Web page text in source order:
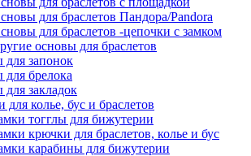
для браслетов Пандора/Pandora
для браслетов -цепочки с замком
основы для браслетов
запонок
брелока
закладок
для колье, бус и браслетов
тогглы для бижутерии
крючки для браслетов, колье и бус
карабины для бижутерии